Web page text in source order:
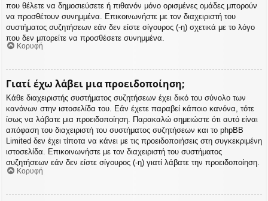
που θέλετε να δημοσιεύσετε ή πιθανόν μόνο ορισμένες ομάδες μπορούν
να προσθέτουν συνημμένα. Επικοινωνήστε με τον διαχειριστή του
συστήματος συζητήσεων εάν δεν είστε σίγουρος (-η) σχετικά με το λόγο
που δεν μπορείτε να προσθέσετε συνημμένα.
Κορυφή
Γιατί έχω λάβει μια προειδοποίηση;
Κάθε διαχειριστής συστήματος συζητήσεων έχει δικό του σύνολο των
κανόνων στην ιστοσελίδα του. Εάν έχετε παραβεί κάποιο κανόνα, τότε
ίσως να λάβατε μια προειδοποίηση. Παρακαλώ σημειώστε ότι αυτό είναι
απόφαση του διαχειριστή του συστήματος συζητήσεων και το phpBB
Limited δεν έχει τίποτα να κάνει με τις προειδοποιήσεις στη συγκεκριμένη
ιστοσελίδα. Επικοινωνήστε με τον διαχειριστή του συστήματος
συζητήσεων εάν δεν είστε σίγουρος (-η) γιατί λάβατε την προειδοποίηση.
Κορυφή